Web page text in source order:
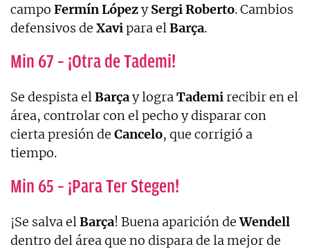
campo Fermín LópezySergiRoberto. Cambios
defensivos de Xavipara elBarça.
Min 67 – ¡Otra de Tademi!
Se despista elBarçay lograTademirecibir en el
área, controlar con el pecho y disparar con
cierta presión de Cancelo, que corrigió a
tiempo.
Min 65 – ¡Para Ter Stegen!
¡Se salva elBarça! Buena aparición deWendell
dentro del área que no dispara de la mejor de